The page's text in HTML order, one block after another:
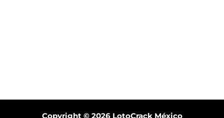
Copyright © 2026 LotoCrack México